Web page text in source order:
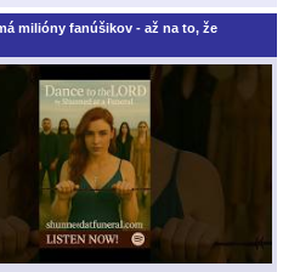
milióny fanúšikov - až na to, že